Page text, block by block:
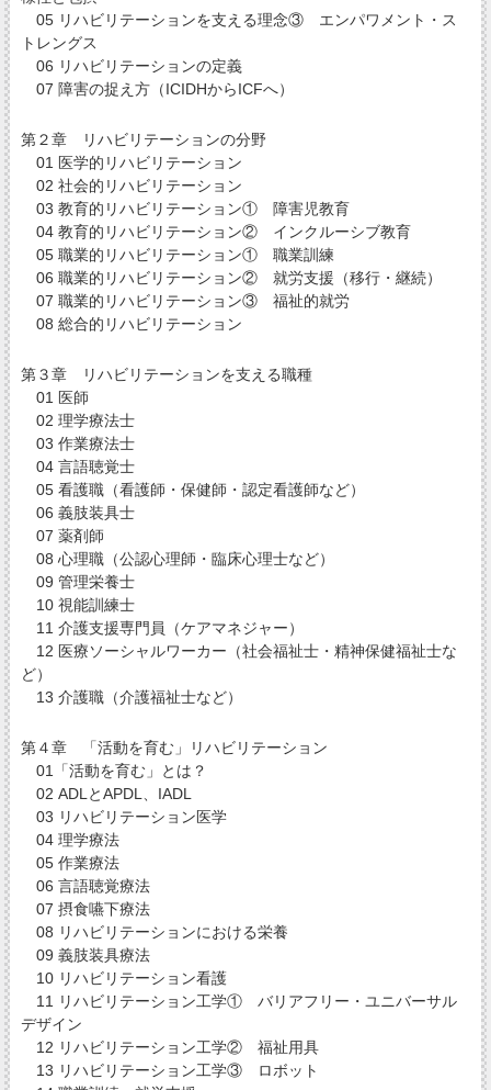
05 リハビリテーションを支える理念③ エンパワメント・ス
トレングス
06 リハビリテーションの定義
07 障害の捉え方（ICIDHからICFへ）
第２章 リハビリテーションの分野
01 医学的リハビリテーション
02 社会的リハビリテーション
03 教育的リハビリテーション① 障害児教育
04 教育的リハビリテーション② インクルーシブ教育
05 職業的リハビリテーション① 職業訓練
06 職業的リハビリテーション② 就労支援（移行・継続）
07 職業的リハビリテーション③ 福祉的就労
08 総合的リハビリテーション
第３章 リハビリテーションを支える職種
01 医師
02 理学療法士
03 作業療法士
04 言語聴覚士
05 看護職（看護師・保健師・認定看護師など）
06 義肢装具士
07 薬剤師
08 心理職（公認心理師・臨床心理士など）
09 管理栄養士
10 視能訓練士
11 介護支援専門員（ケアマネジャー）
12 医療ソーシャルワーカー（社会福祉士・精神保健福祉士な
ど）
13 介護職（介護福祉士など）
第４章 「活動を育む」リハビリテーション
01「活動を育む」とは？
02 ADLとAPDL、IADL
03 リハビリテーション医学
04 理学療法
05 作業療法
06 言語聴覚療法
07 摂食嚥下療法
08 リハビリテーションにおける栄養
09 義肢装具療法
10 リハビリテーション看護
11 リハビリテーション工学① バリアフリー・ユニバーサル
デザイン
12 リハビリテーション工学② 福祉用具
13 リハビリテーション工学③ ロボット